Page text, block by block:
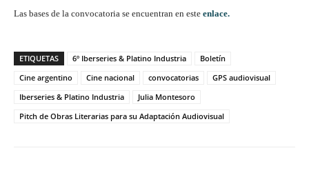
Las bases de la convocatoria se encuentran en este enlace.
ETIQUETAS 6º Iberseries & Platino Industria
Boletín
Cine argentino
Cine nacional convocatorias
GPS audiovisual
Iberseries & Platino Industria
Julia Montesoro
Pitch de Obras Literarias para su Adaptación Audiovisual